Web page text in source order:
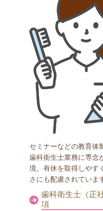
セミナーなどの教育体
歯科衛生士業務に専念
境。有休を取得しやす
さにも配慮されていま
歯科衛生士（正
項